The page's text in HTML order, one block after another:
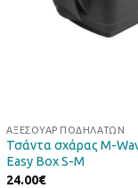
ΑΞΕΣΟΥΆΡ ΠΟΔΗΛΆΤΩΝ
Τσάντα σχάρας M-
Easy Box S-M
24.00€